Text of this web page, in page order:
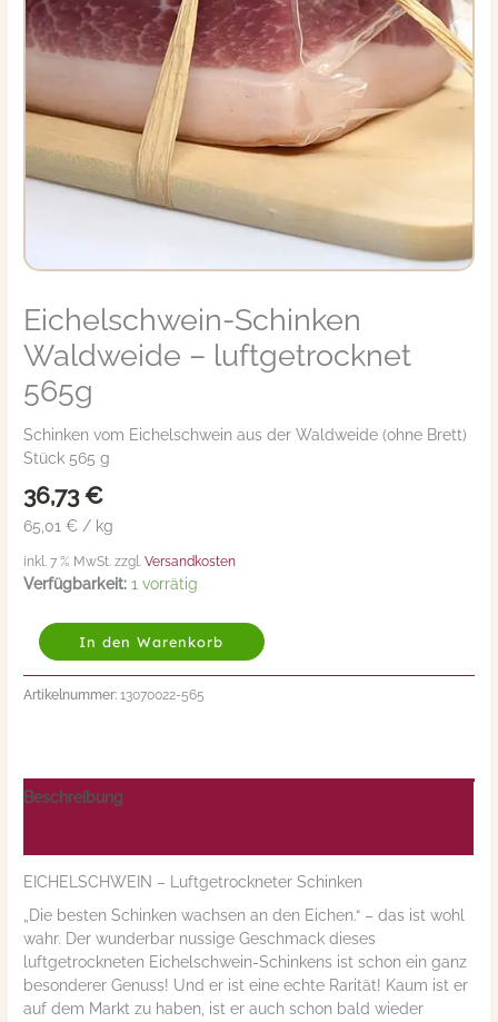
Eichelschwein-Schinken
Waldweide – luftgetrocknet
565g
Schinken vom Eichelschwein aus der Waldweide (ohne Brett)
Stück 565 g
36,73€
65,01 € / kg
inkl. 7 % MwSt. zzgl.Versandkosten
Verfügbarkeit: 1 vorrätig
Eichelschwein-
Schinken
Waldweide
-
luftgetrocknet
565g
Menge
In den Warenkorb
Artikelnummer:13070022-565
Beschreibung
EICHELSCHWEIN – Luftgetrockneter Schinken
„Die besten Schinken wachsen an den Eichen.“ – das ist wohl
wahr. Der wunderbar nussige Geschmack dieses
luftgetrockneten Eichelschwein-Schinkens ist schon ein ganz
besonderer Genuss! Und er ist eine echte Rarität! Kaum ist er
auf dem Markt zu haben, ist er auch schon bald wieder